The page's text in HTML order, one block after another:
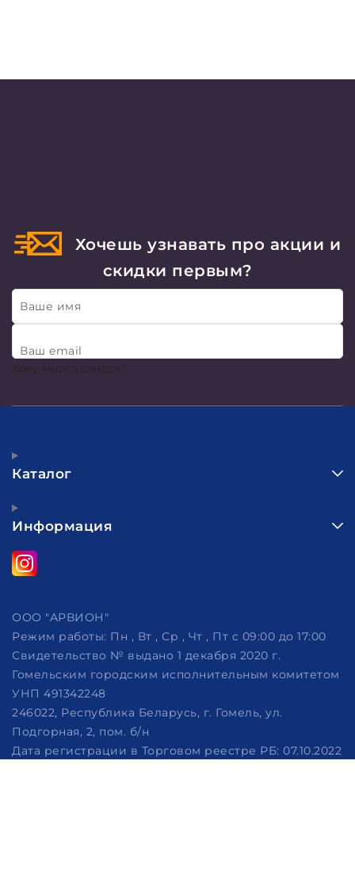
Хочешь узнавать про акции и
скидки первым?
Ваше имя
Ваш email
Хочу много скидок!
Каталог
Информация
ООО "АРВИОН"
Режим работы: Пн , Вт , Ср , Чт , Пт c 09:00 до 17:00
Свидетельство № выдано 1 декабря 2020 г.
Гомельским городским исполнительным комитетом
УНП 491342248
246022, Республика Беларусь, г. Гомель, ул.
Подгорная, 2, пом. б/н
Дата регистрации в Торговом реестре РБ: 07.10.2022